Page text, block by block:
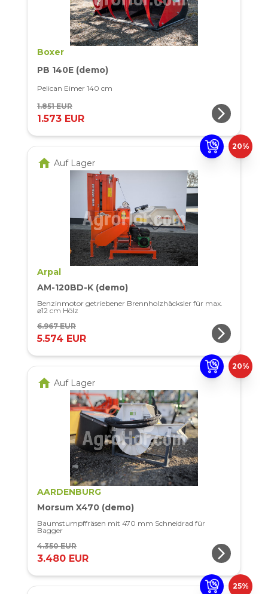
Boxer
PB 140E (demo)
Pelican Eimer 140 cm
1.851 EUR
1.573 EUR arrow_forward_ios
20%
home Auf Lager
Arpal
AM-120BD-K (demo)
Benzinmotor getriebener Brennholzhäcksler für max.
⌀12 cm Hölz
6.967 EUR
5.574 EUR arrow_forward_ios
20%
home Auf Lager
AARDENBURG
Morsum X470 (demo)
Baumstumpffräsen mit 470 mm Schneidrad für
Bagger
4.350 EUR
3.480 EUR arrow_forward_ios
25%